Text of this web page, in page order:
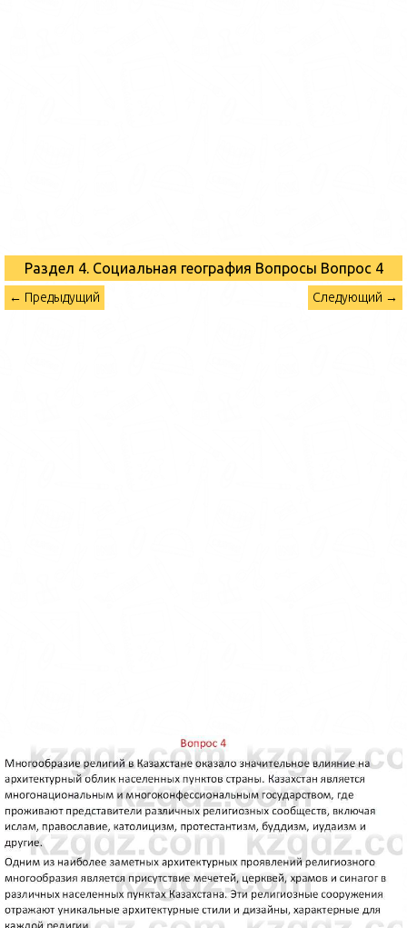
Раздел 4. Социальная география Вопросы Вопрос 4
← Предыдущий Следующий →